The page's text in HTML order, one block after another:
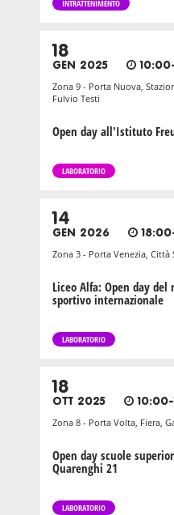
INTRATTENIMENTO
18
GEN 2025
Zona 9 - Porta Nuova,
Fulvio Testi
Open day all'Istituto
LABORATORIO
14
GEN 2026
Zona 3 - Porta Venezia,
Liceo Alfa: Open day
sportivo internazionale
LABORATORIO
18
OTT 2025
Zona 8 - Porta Volta, Fiera,
Open day scuole
Quarenghi 21
LABORATORIO